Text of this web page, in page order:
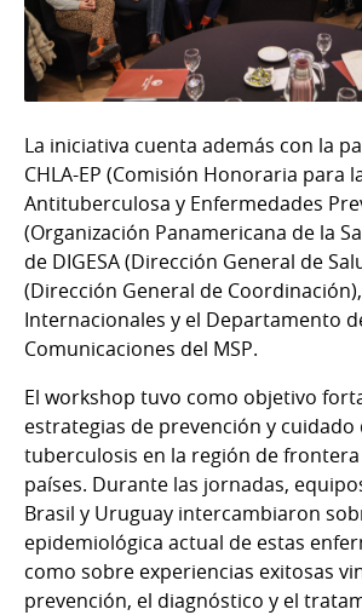
La iniciativa cuenta además con la
CHLA-EP (Comisión Honoraria para
Antituberculosa y Enfermedades
(Organización Panamericana de la
de DIGESA (Dirección General de
(Dirección General de
Internacionales y el Departamento
Comunicaciones del MSP.
El workshop tuvo como objetivo
estrategias de prevención y cuidado
tuberculosis en la región de
países. Durante las jornadas,
Brasil y Uruguay intercambiaron
epidemiológica actual de estas
como sobre experiencias exitosas
prevención, el diagnóstico y el